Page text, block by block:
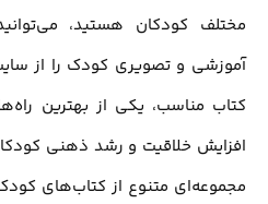
مختلف کودکان هستید،
آموزشی و تصویری کودک را از
کتاب مناسب، یکی از بهترین
افزایش خلاقیت و رشد ذهنی
مجموعه‌ای متنوع از کتاب‌های